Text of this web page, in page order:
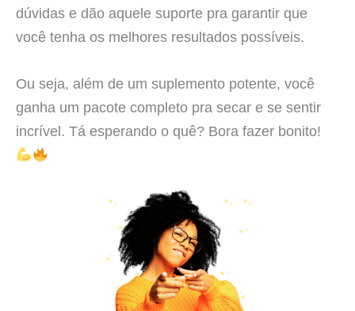
dúvidas e dão aquele suporte pra garantir que
você tenha os melhores resultados possíveis.
Ou seja, além de um suplemento potente, você
ganha um pacote completo pra secar e se sentir
incrível. Tá esperando o quê? Bora fazer bonito!